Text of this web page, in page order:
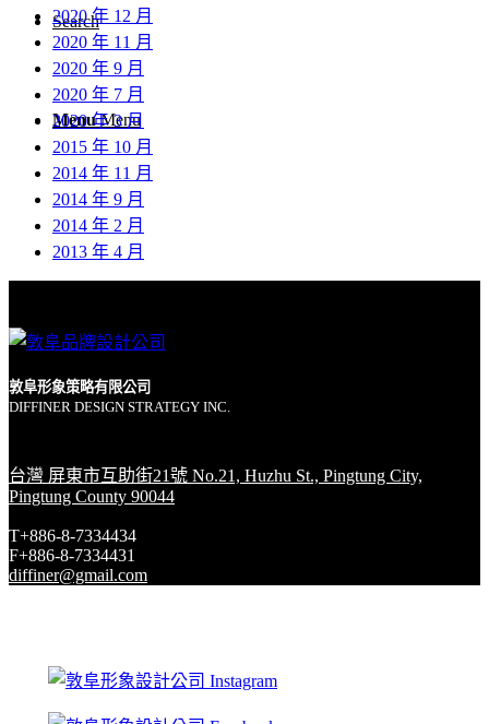
Search
Menu Menu
2020 年 12 月
2020 年 11 月
2020 年 9 月
2020 年 7 月
2020 年 3 月
2015 年 10 月
2014 年 11 月
2014 年 9 月
2014 年 2 月
2013 年 4 月
敦阜形象策略有限公司
DIFFINER DESIGN STRATEGY INC.
台灣 屏東市互助街21號 No.21, Huzhu St., Pingtung City,
Pingtung County 90044
T+886-8-7334434
F+886-8-7334431
diffiner@gmail.com